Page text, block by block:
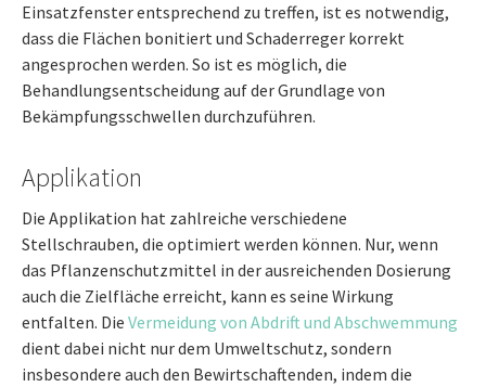
Einsatzfenster entsprechend zu treffen, ist es notwendig,
dass die Flächen bonitiert und Schaderreger korrekt
angesprochen werden. So ist es möglich, die
Behandlungsentscheidung auf der Grundlage von
Bekämpfungsschwellen durchzuführen.
Applikation
Die Applikation hat zahlreiche verschiedene
Stellschrauben, die optimiert werden können. Nur, wenn
das Pflanzenschutzmittel in der ausreichenden Dosierung
auch die Zielfläche erreicht, kann es seine Wirkung
entfalten. Die Vermeidung von Abdrift und Abschwemmung
dient dabei nicht nur dem Umweltschutz, sondern
insbesondere auch den Bewirtschaftenden, indem die